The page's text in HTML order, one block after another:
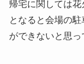
帰宅に関しては
となると会場の
ができないと思っ